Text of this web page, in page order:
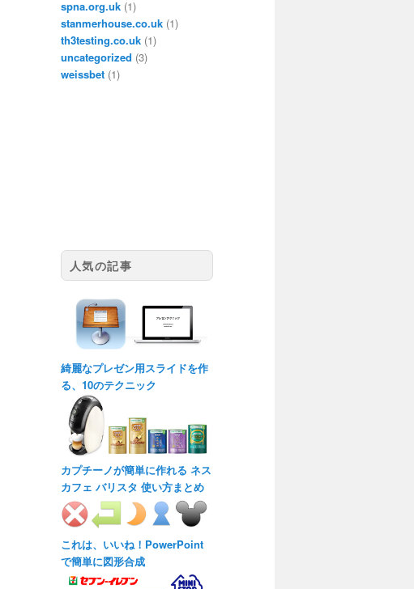
spna.org.uk (1)
stanmerhouse.co.uk (1)
th3testing.co.uk (1)
uncategorized (3)
weissbet (1)
人気の記事
綺麗なプレゼン用スライドを作
る、10のテクニック
カプチーノが簡単に作れる ネス
カフェ バリスタ 使い方まとめ
これは、いいね！PowerPoint
で簡単に図形合成